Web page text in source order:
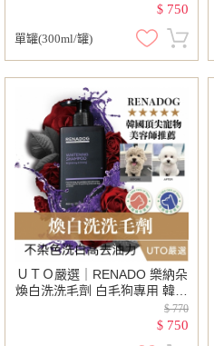
$ 750
單罐(300ml/罐)
ＵＴＯ嚴選｜RENADO 樂納朵
煥白洗洗毛劑 白毛狗專用 韓國
進口 韓國頂尖寵物美容師首選
$ 770
$ 750